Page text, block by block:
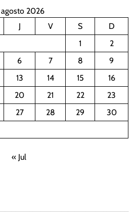
agosto 2026
J V S
D
1
2
6 7 8
9
13 14 15
16
20 21 22
23
27 28 29
30
« Jul